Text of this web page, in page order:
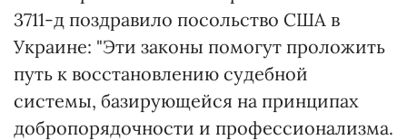
3711-д поздравило посольство США в
Украине: "Эти законы помогут проложить
путь к восстановлению судебной
системы, базирующейся на принципах
добропорядочности и профессионализма.